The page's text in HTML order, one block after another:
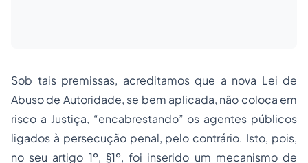
Sob tais premissas, acreditamos que a nova Lei de
Abuso de Autoridade, se bem aplicada, não coloca em
risco a Justiça, “encabrestando” os agentes públicos
ligados à persecução penal, pelo contrário. Isto, pois,
no seu artigo 1º, §1º, foi inserido um mecanismo de